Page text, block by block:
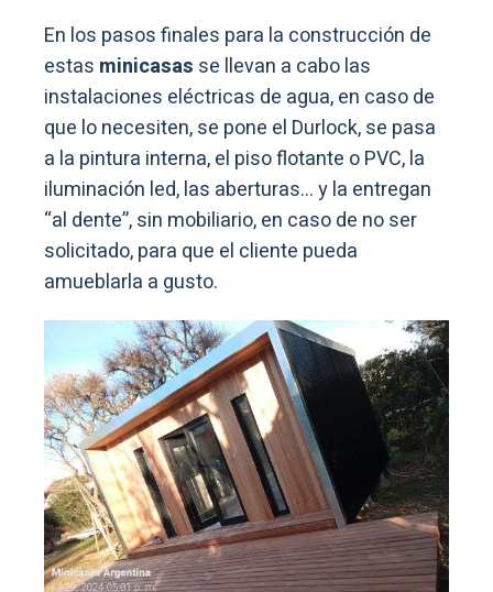
En los pasos finales para la construcción de
estas minicasas se llevan a cabo las
instalaciones eléctricas de agua, en caso de
que lo necesiten, se pone el Durlock, se pasa
a la pintura interna, el piso flotante o PVC, la
iluminación led, las aberturas… y la entregan
“al dente”, sin mobiliario, en caso de no ser
solicitado, para que el cliente pueda
amueblarla a gusto.